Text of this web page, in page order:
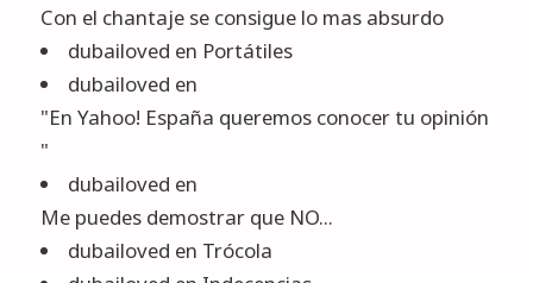
Con el chantaje se consigue lo mas absurdo
dubailoved en Portátiles
dubailoved en
"En Yahoo! España queremos conocer tu opinión
"
dubailoved en
Me puedes demostrar que NO...
dubailoved en Trócola